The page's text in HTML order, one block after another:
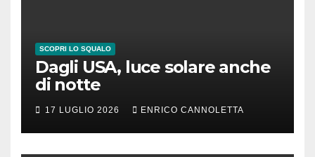
SCOPRI LO SQUALO
Dagli USA, luce solare anche
di notte
17 LUGLIO 2026 ENRICO CANNOLETTA